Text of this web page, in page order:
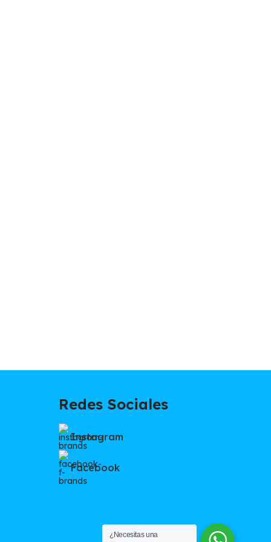
Redes Sociales
Instagram
Facebook
¿Necesitas una